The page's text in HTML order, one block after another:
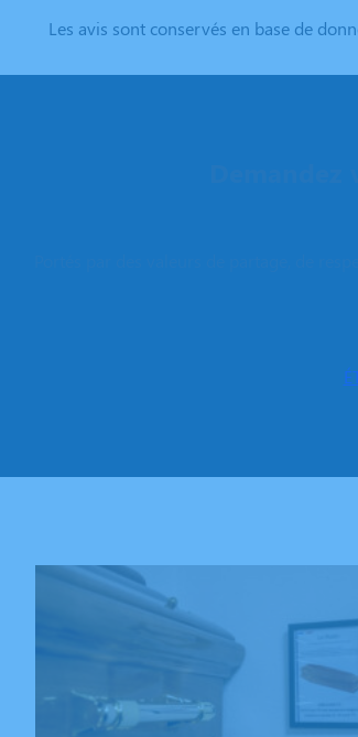
Les avis sont conservés en base de